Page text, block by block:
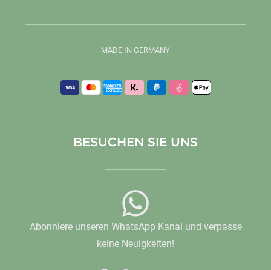
MADE IN GERMANY
BESUCHEN SIE UNS
Abonniere unseren WhatsApp Kanal und verpasse
keine Neuigkeiten!